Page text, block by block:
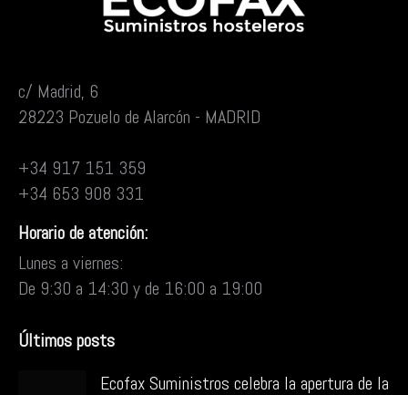
c/ Madrid, 6
28223 Pozuelo de Alarcón - MADRID
+34 917 151 359
+34 653 908 331
Horario de atención:
Lunes a viernes:
De 9:30 a 14:30 y de 16:00 a 19:00
Últimos posts
Ecofax Suministros celebra la apertura de la